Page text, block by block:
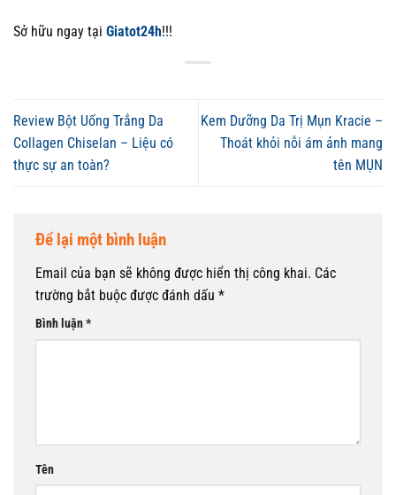
Sở hữu ngay tại Giatot24h!!!
Review Bột Uống Trắng Da
Collagen Chiselan – Liệu có
thực sự an toàn?
Kem Dưỡng Da Trị Mụn Kracie –
Thoát khỏi nỗi ám ảnh mang
tên MỤN
Để lại một bình luận
Email của bạn sẽ không được hiển thị công khai. Các
trường bắt buộc được đánh dấu *
Bình luận*
Tên